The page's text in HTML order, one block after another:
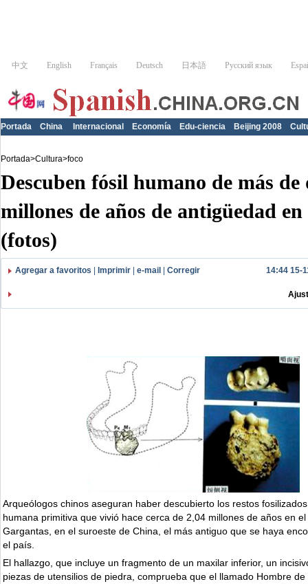
Portada China Internacional Economía Edu-ciencia Beijing 2008
Portada>Cultura>foco
Descuben fósil humano de más de
millones de años de antigüedad
(fotos)
Agregar a favoritos Imprimir e-mail Corregir 14:44 15-
Arqueólogos chinos aseguran haber descubierto los restos
humana primitiva que vivió hace cerca de 2,04 millones de años en
Gargantas, en el suroeste de China, el más antiguo que se haya
el país.
El hallazgo, que incluye un fragmento de un maxilar inferior, un
piezas de utensilios de piedra, comprueba que el llamado Hombre de